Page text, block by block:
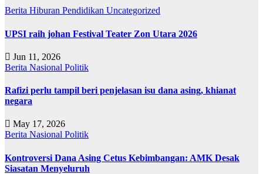
Berita Hiburan Pendidikan Uncategorized
UPSI raih johan Festival Teater Zon Utara 2026
Jun 11, 2026
Berita Nasional Politik
Rafizi perlu tampil beri penjelasan isu dana asing, khianat
negara
May 17, 2026
Berita Nasional Politik
Kontroversi Dana Asing Cetus Kebimbangan: AMK Desak
Siasatan Menyeluruh